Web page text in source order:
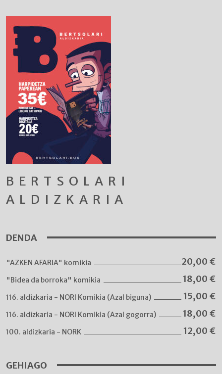
BERTSOLARI
ALDIZKARIA
DENDA
"AZKEN AFARIA" komikia 20,00 €
"Bidea da borroka" komikia 18,00 €
116. aldizkaria - NORI Komikia (Azal biguna) 15,00 €
116. aldizkaria - NORI Komikia (Azal gogorra) 18,00 €
100. aldizkaria - NORK 12,00 €
GEHIAGO